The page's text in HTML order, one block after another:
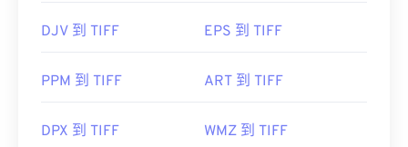
DJV 到 TIFF EPS 到 TIFF
PPM 到 TIFF ART 到 TIFF
DPX 到 TIFF WMZ 到 TIFF